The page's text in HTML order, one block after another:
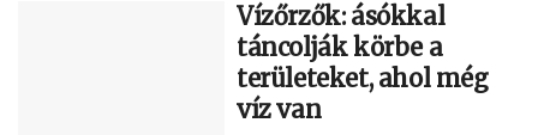
Vízőrzők: ásókkal
táncolják körbe a
területeket, ahol még
víz van